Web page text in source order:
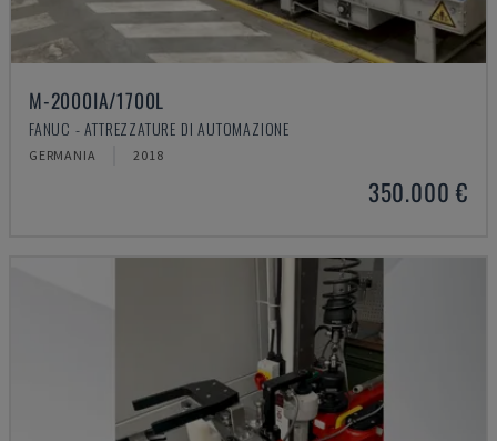
M-2000IA/1700L
FANUC - ATTREZZATURE DI AUTOMAZIONE
GERMANIA 2018
350.000 €